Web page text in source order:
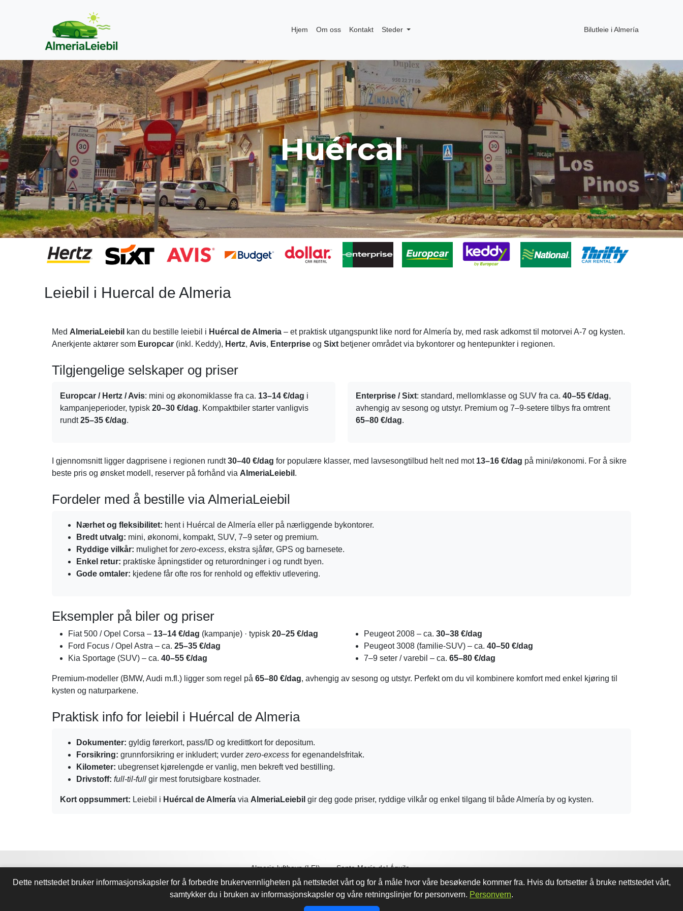
Hjem Om oss Kontakt Steder Bilutleie i Almería
Huércal
Leiebil i Huercal de Almeria
Med AlmeriaLeiebil kan du bestille leiebil i Huércal de Almeria – et praktisk utgangspunkt like nord for Almería by, med rask adkomst til motorvei A-7 og kysten.
Anerkjente aktører som Europcar (inkl. Keddy), Hertz, Avis, Enterprise og Sixt betjener området via bykontorer og hentepunkter i regionen.
Tilgjengelige selskaper og priser
Europcar / Hertz / Avis: mini og økonomiklasse fra ca. 13–14 €/dag i
kampanjeperioder, typisk 20–30 €/dag. Kompaktbiler starter vanligvis
rundt25–35 €/dag.
Enterprise / Sixt: standard, mellomklasse og SUV fra ca. 40–55 €/dag,
avhengig av sesong og utstyr. Premium og 7–9-setere tilbys fra omtrent
65–80 €/dag.
I gjennomsnitt ligger dagprisene i regionen rundt30–40 €/dag for populære klasser, med lavsesongtilbud helt ned mot 13–16 €/dag på mini/økonomi. For å sikre
beste pris og ønsket modell, reserver på forhånd via AlmeriaLeiebil .
Fordeler med å bestille via AlmeriaLeiebil
Nærhet og fleksibilitet: hent i Huércal de Almería eller på nærliggende bykontorer.
Bredt utvalg: mini, økonomi, kompakt, SUV, 7–9 seter og premium.
Ryddige vilkår: mulighet for zero-excess, ekstra sjåfør, GPS og barnesete.
Enkel retur: praktiske åpningstider og returordninger i og rundt byen.
Gode omtaler: kjedene får ofte ros for renhold og effektiv utlevering.
Eksempler på biler og priser
Fiat 500 / Opel Corsa – 13–14 €/dag (kampanje) · typisk 20–25 €/dag
Ford Focus / Opel Astra – ca. 25–35 €/dag
Kia Sportage (SUV) – ca. 40–55 €/dag
Peugeot 2008 – ca. 30–38 €/dag
Peugeot 3008 (familie-SUV) – ca. 40–50 €/dag
7–9 seter / varebil – ca. 65–80 €/dag
Premium-modeller (BMW, Audi m.fl.) ligger som regel på 65–80 €/dag, avhengig av sesong og utstyr. Perfekt om du vil kombinere komfort med enkel kjøring til
kysten og naturparkene.
Praktisk info for leiebil i Huércal de Almeria
Dokumenter: gyldig førerkort, pass/ID og kredittkort for depositum.
Forsikring: grunnforsikring er inkludert; vurder zero-excess for egenandelsfritak.
Kilometer: ubegrenset kjørelengde er vanlig, men bekreft ved bestilling.
Drivstoff: full-til-full gir mest forutsigbare kostnader.
Kort oppsummert: Leiebil i Huércal de Almería via AlmeriaLeiebil gir deg gode priser, ryddige vilkår og enkel tilgang til både Almería by og kysten.
Almeria lufthavn (LEI)
Almeria jernbanestasjon
Almeria sentrum
Santa María del Águila
Huércal de Almeria
Dette nettstedet bruker informasjonskapsler for å forbedre brukervennligheten på nettstedet vårt og for å måle hvor våre besøkende kommer fra. Hvis du fortsetter å bruke nettstedet vårt,
samtykker du i bruken av informasjonskapsler og våre retningslinjer for personvern. Personvern.